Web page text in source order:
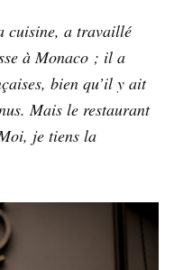
cuisine, a travaillé
à Monaco ; il a
bien qu’il y ait
Mais le restaurant
je tiens la